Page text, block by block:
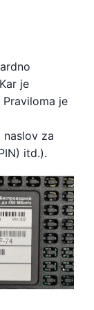
je
je
naslov za
itd.).